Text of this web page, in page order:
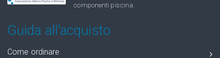
componenti piscina.
Guida all'acquisto
Come ordinare